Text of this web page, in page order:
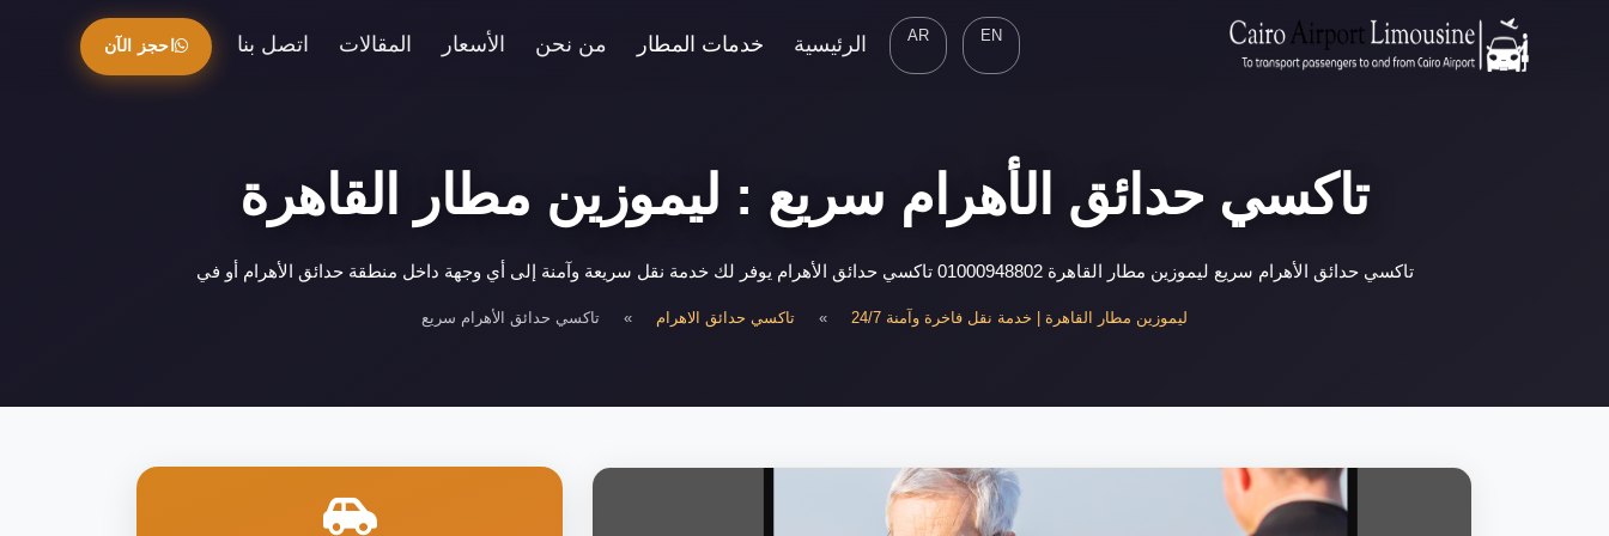
EN
AR الرئيسية خدمات المطار من نحن الأسعار المقالات اتصل بنا احجز الآن
تاكسي حدائق الأهرام سريع : ليموزين مطار القاهرة
تاكسي حدائق الأهرام سريع ليموزين مطار القاهرة 01000948802 تاكسي حدائق الأهرام يوفر لك خدمة نقل سريعة وآمنة إلى أي وجهة داخل منطقة حدائق الأهرام أو في
ليموزين مطار القاهرة | خدمة نقل فاخرة وآمنة 24/7 » تاكسي حدائق الاهرام » تاكسي حدائق الأهرام سريع